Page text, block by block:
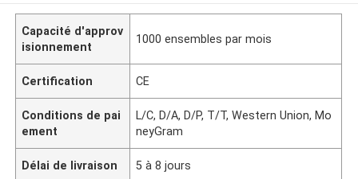
Capacité d'approv
isionnement
1000 ensembles par mois
Certification CE
Conditions de pai
ement
L/C, D/A, D/P, T/T, Western Union, Mo
neyGram
Délai de livraison 5 à 8 jours